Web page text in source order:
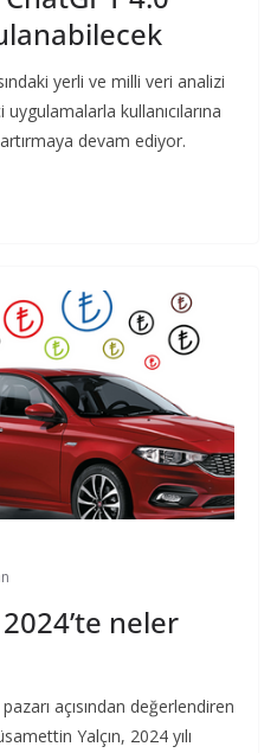
yerli ve milli veri analizi
kullanıcılarına
devam ediyor.
neler
açısından değerlendiren
Yalçın, 2024 yılı